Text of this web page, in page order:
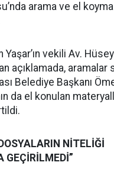
arama ve el
Yaşar’ın vekili Av.
açıklamada, aramalar
Belediye Başkanı
da el konulan
NİTELİĞİ
GEÇİRİLMEDİ”